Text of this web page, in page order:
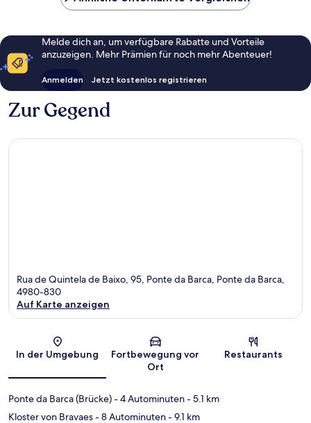
Melde dich an, um verfügbare Rabatte und Vorteile
anzuzeigen. Mehr Prämien für noch mehr Abenteuer!
Anmelden Jetzt kostenlos registrieren
Zur Gegend
Rua de Quintela de Baixo, 95, Ponte da Barca, Ponte da Barca,
4980-830
Auf Karte anzeigen
In der Umgebung
Fortbewegung vor
Ort
Restaurants
Ponte da Barca (Brücke)- 4 Autominuten- 5.1 km
Kloster von Bravaes- 8 Autominuten- 9.1 km